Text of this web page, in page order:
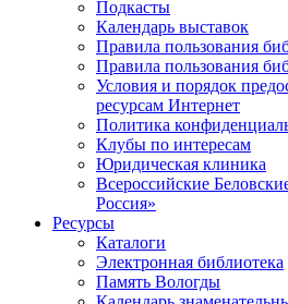
Подкасты
Календарь выставок
Правила пользования
Правила пользования
Условия и порядок
ресурсам Интернет
Политика
Клубы по интересам
Юридическая клиника
Всероссийские
Россия»
Ресурсы
Каталоги
Электронная библиотека
Память Вологды